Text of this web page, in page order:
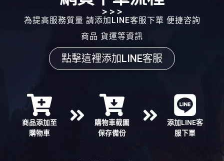
> > >
為提高服務質量 請添加LINE客服下單 便捷咨詢
商品 貨運等資訊
點擊這裡添加LINE客服
商品添加至
購物車
購物車截圖
保存備份
添加LINE客
服下單